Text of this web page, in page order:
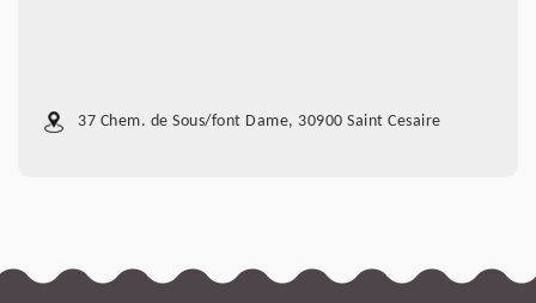
37 Chem. de Sous/font Dame, 30900 Saint Cesaire